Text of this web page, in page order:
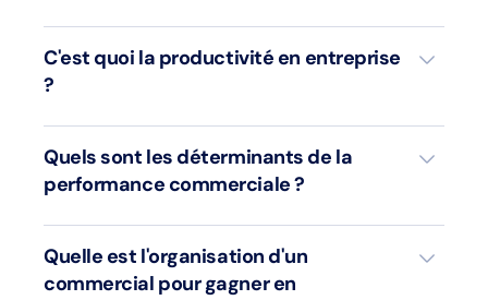
C'est quoi la productivité en entreprise
?
La productivité d'une entreprise est une mesure
de l'efficacité avec laquelle elle utilise ses
ressources pour produire des biens ou des
services.
Dans le cadre de la productivité commerciale,
Quels sont les déterminants de la
performance commerciale ?
Les déterminants de la productivité commerciale
incluent le capital humain (les commerciaux),
l'efficacité des processus commerciaux,
Quelle est l'organisation d'un
commercial pour gagner en